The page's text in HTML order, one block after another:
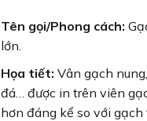
Tên gọi/Phong cách:
lớn.
Họa tiết: Vân gạch
đá… được in trên viên
hơn đáng kể so với